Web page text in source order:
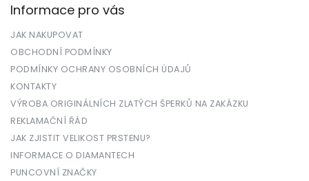
Informace pro vás
JAK NAKUPOVAT
OBCHODNÍ PODMÍNKY
PODMÍNKY OCHRANY OSOBNÍCH ÚDAJŮ
KONTAKTY
VÝROBA ORIGINÁLNÍCH ZLATÝCH ŠPERKŮ NA ZAKÁZKU
REKLAMAČNÍ ŘÁD
JAK ZJISTIT VELIKOST PRSTENU?
INFORMACE O DIAMANTECH
PUNCOVNÍ ZNAČKY